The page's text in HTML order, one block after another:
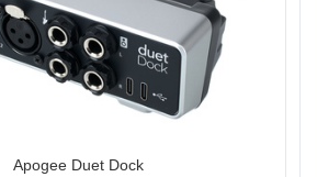
Apogee Duet Dock